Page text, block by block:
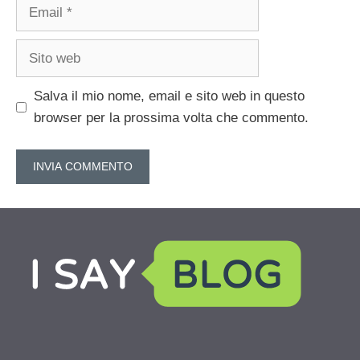
Email
Sito
Salva il mio nome, email e sito web in questo
browser per la prossima volta che commento.